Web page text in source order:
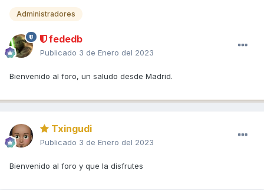
Administradores
fededb
Publicado 3 de Enero del 2023
Bienvenido al foro, un saludo desde Madrid.
Txingudi
Publicado 3 de Enero del 2023
Bienvenido al foro y que la disfrutes